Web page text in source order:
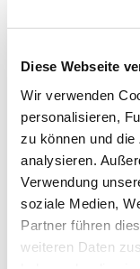
Diese Webseite
Wir verwenden
personalisieren,
zu können und
analysieren.
Verwendung
soziale Medien,
Partner führen
weiteren Daten
Dies